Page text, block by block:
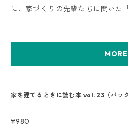
に、家づくりの先輩たちに聞いた
づくりに役立つ情報が満載。 『く
ない家づくりをサポートします。
MORE
家を建てるときに読む本 vol.23（バッ
¥980